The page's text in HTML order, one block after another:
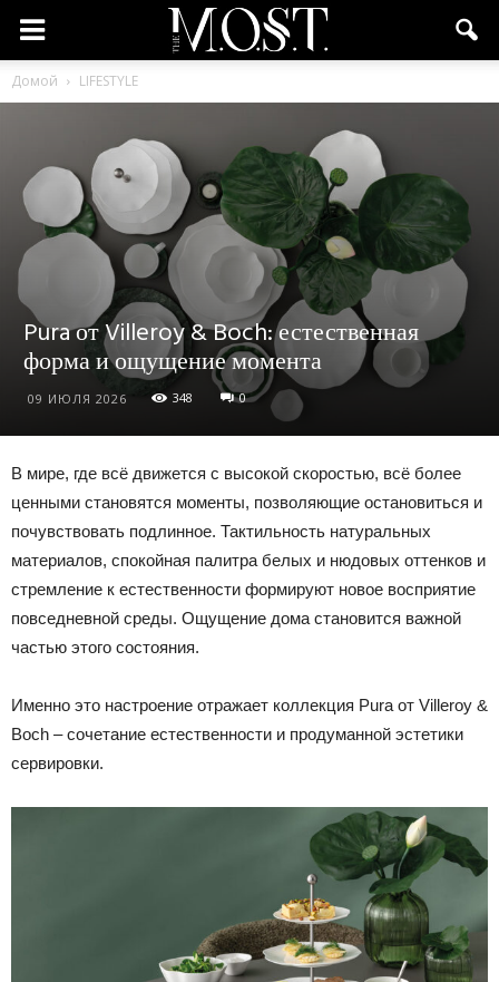
Домой LIFESTYLE
Pura от Villeroy & Boch: естественная
форма и ощущение момента
09 ИЮЛЯ 2026 348 0
В мире, где всё движется с высокой скоростью, всё более
ценными становятся моменты, позволяющие остановиться и
почувствовать подлинное. Тактильность натуральных
материалов, спокойная палитра белых и нюдовых оттенков и
стремление к естественности формируют новое восприятие
повседневной среды. Ощущение дома становится важной
частью этого состояния.
Именно это настроение отражает коллекция Pura от Villeroy &
Boch – сочетание естественности и продуманной эстетики
сервировки.